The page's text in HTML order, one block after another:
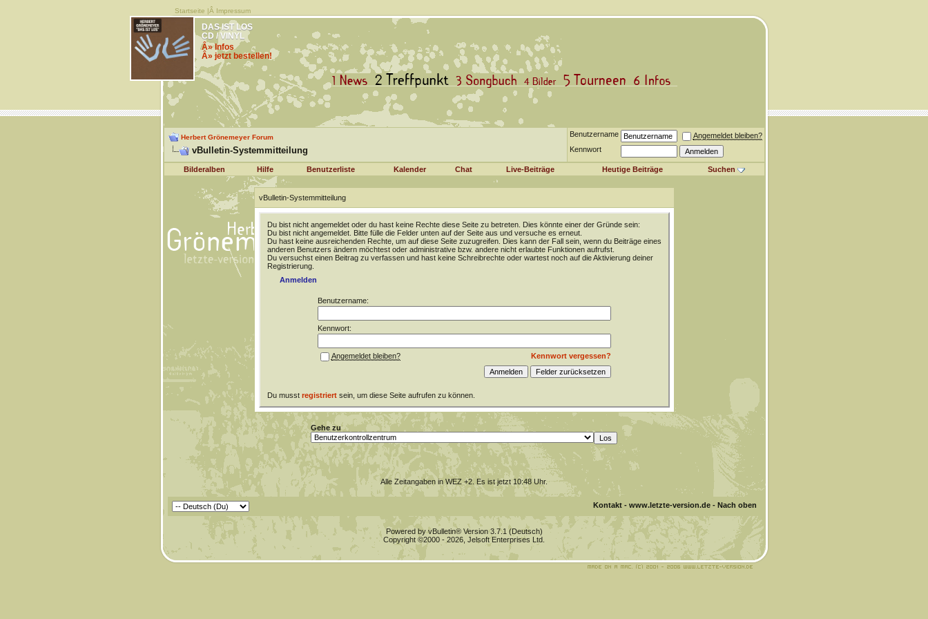
Startseite |Â Impressum
DAS IST LOS
CD / VINYL
Â» Infos
Â» jetzt bestellen!
Herbert Grönemeyer Forum
vBulletin-Systemmitteilung
Benutzername
Angemeldet bleiben?
Kennwort
Bilderalben Hilfe Benutzerliste Kalender Chat Live-Beiträge Heutige Beiträge Suchen
vBulletin-Systemmitteilung
Du bist nicht angemeldet oder du hast keine Rechte diese Seite zu betreten. Dies könnte einer der Gründe sein:
Du bist nicht angemeldet. Bitte fülle die Felder unten auf der Seite aus und versuche es erneut.
Du hast keine ausreichenden Rechte, um auf diese Seite zuzugreifen. Dies kann der Fall sein, wenn du Beiträge eines
anderen Benutzers ändern möchtest oder administrative bzw. andere nicht erlaubte Funktionen aufrufst.
Du versuchst einen Beitrag zu verfassen und hast keine Schreibrechte oder wartest noch auf die Aktivierung deiner
Registrierung.
Anmelden
Benutzername:
Kennwort:
Kennwort vergessen?
Angemeldet bleiben?
Du musst registriertsein, um diese Seite aufrufen zu können.
Gehe zu
Alle Zeitangaben in WEZ +2. Es ist jetzt10:48Uhr.
Kontakt- www.letzte-version.de- Nach oben
Powered by vBulletin® Version 3.7.1 (Deutsch)
Copyright ©2000 - 2026, Jelsoft Enterprises Ltd.